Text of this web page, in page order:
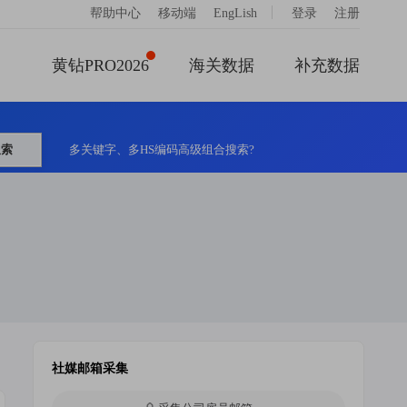
帮助中心 移动端 EngLish 登录 注册
黄钻PRO2026 海关数据 补充数据
多关键字、多HS编码高级组合搜索?
社媒邮箱采集